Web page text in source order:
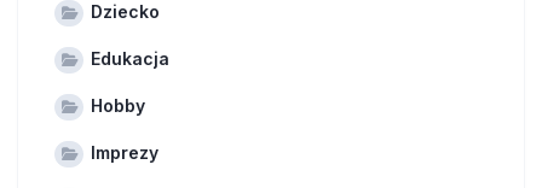
Dziecko
Edukacja
Hobby
Imprezy